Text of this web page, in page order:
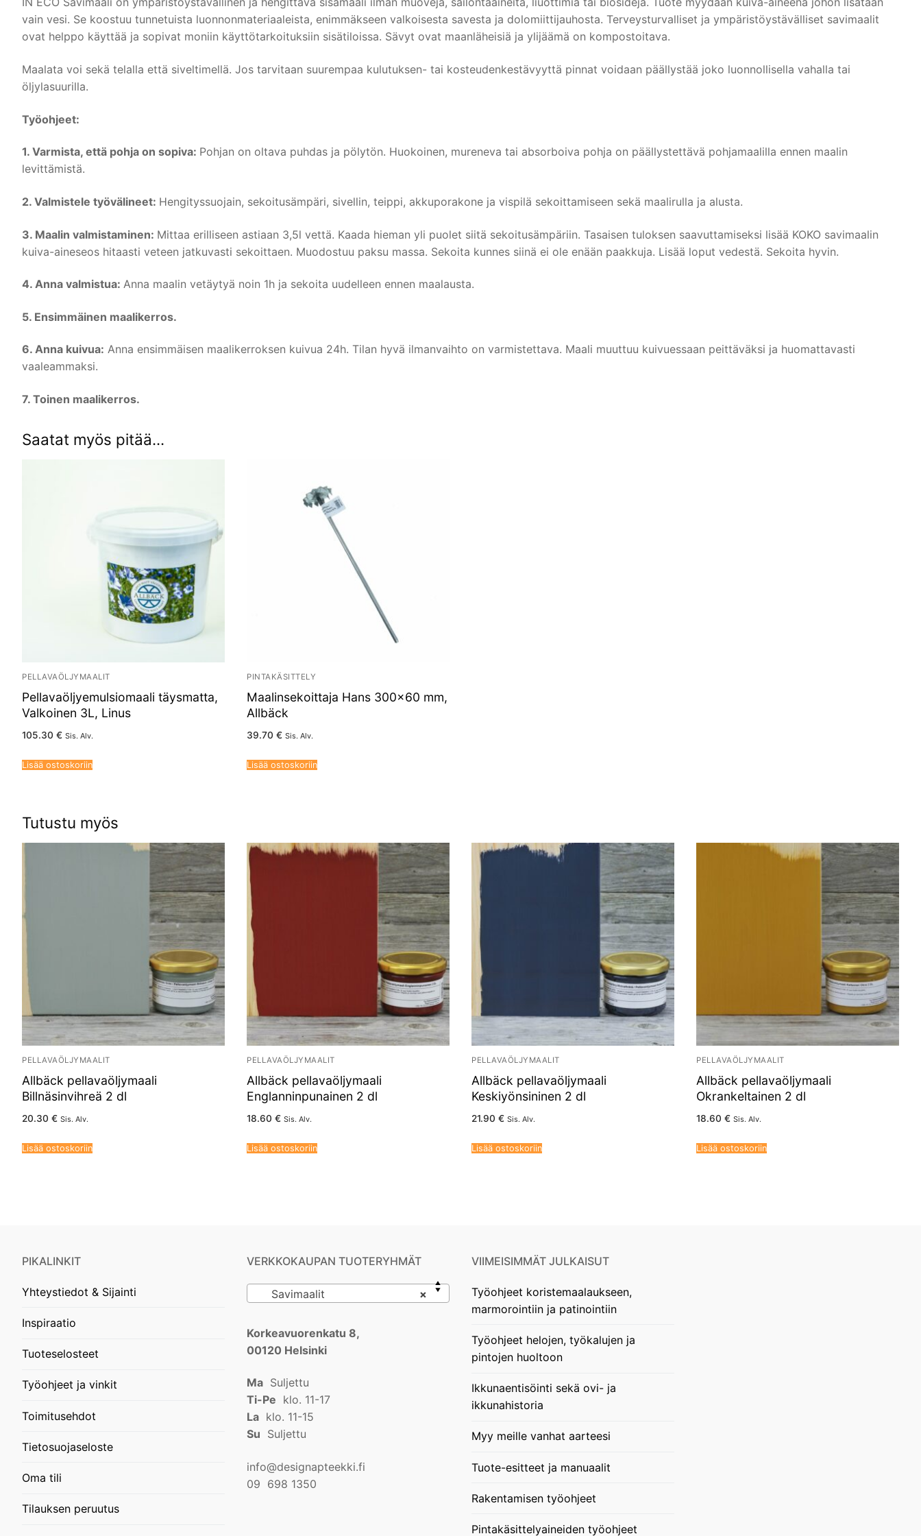
vain vesi. Se koostuu tunnetuista luonnonmateriaaleista, enimmäkseen valkoisesta savesta ja dolomiittijauhosta. Terveysturvalliset ja ympäristöystävälliset savimaalit
ovat helppo käyttää ja sopivat moniin käyttötarkoituksiin sisätiloissa. Sävyt ovat maanläheisiä ja ylijäämä on kompostoitava.
Maalata voi sekä telalla että siveltimellä. Jos tarvitaan suurempaa kulutuksen- tai kosteudenkestävyyttä pinnat voidaan päällystää joko luonnollisella vahalla tai
öljylasuurilla.
Työohjeet:
1. Varmista, että pohja on sopiva: Pohjan on oltava puhdas ja pölytön. Huokoinen, mureneva tai absorboiva pohja on päällystettävä pohjamaalilla ennen maalin
levittämistä.
2. Valmistele työvälineet: Hengityssuojain, sekoitusämpäri, sivellin, teippi, akkuporakone ja vispilä sekoittamiseen sekä maalirulla ja alusta.
3. Maalin valmistaminen: Mittaa erilliseen astiaan 3,5l vettä. Kaada hieman yli puolet siitä sekoitusämpäriin. Tasaisen tuloksen saavuttamiseksi lisää KOKO savimaalin
kuiva-aineseos hitaasti veteen jatkuvasti sekoittaen. Muodostuu paksu massa. Sekoita kunnes siinä ei ole enään paakkuja. Lisää loput vedestä. Sekoita hyvin.
4. Anna valmistua: Anna maalin vetäytyä noin 1h ja sekoita uudelleen ennen maalausta.
5. Ensimmäinen maalikerros.
6. Anna kuivua: Anna ensimmäisen maalikerroksen kuivua 24h. Tilan hyvä ilmanvaihto on varmistettava. Maali muuttuu kuivuessaan peittäväksi ja huomattavasti
vaaleammaksi.
7. Toinen maalikerros.
Saatat myös pitää...
PELLAVAÖLJYMAALIT
Pellavaöljyemulsiomaali täysmatta,
Valkoinen 3L, Linus
105.30 € Sis. Alv.
Lisää ostoskoriin
PINTAKÄSITTELY
Maalinsekoittaja Hans 300×60 mm,
Allbäck
39.70 € Sis. Alv.
Lisää ostoskoriin
Tutustu myös
PELLAVAÖLJYMAALIT
Allbäck pellavaöljymaali
Billnäsinvihreä 2 dl
20.30 € Sis. Alv.
Lisää ostoskoriin
PELLAVAÖLJYMAALIT
Allbäck pellavaöljymaali
Englanninpunainen 2 dl
18.60 € Sis. Alv.
Lisää ostoskoriin
PELLAVAÖLJYMAALIT
Allbäck pellavaöljymaali
Keskiyönsininen 2 dl
21.90 € Sis. Alv.
Lisää ostoskoriin
PELLAVAÖLJYMAALIT
Allbäck pellavaöljymaali
Okrankeltainen 2 dl
18.60 € Sis. Alv.
Lisää ostoskoriin
PIKALINKIT
Yhteystiedot & Sijainti
Inspiraatio
Tuoteselosteet
Työohjeet ja vinkit
Toimitusehdot
Tietosuojaseloste
Oma tili
Tilauksen peruutus
VERKKOKAUPAN TUOTERYHMÄT
×
Savimaalit
Korkeavuorenkatu 8,
00120 Helsinki
Ma Suljettu
Ti-Pe klo. 11-17
La klo. 11-15
Su Suljettu
info@designapteekki.fi
09 698 1350
VIIMEISIMMÄT JULKAISUT
Työohjeet koristemaalaukseen,
marmorointiin ja patinointiin
Työohjeet helojen, työkalujen ja
pintojen huoltoon
Ikkunaentisöinti sekä ovi- ja
ikkunahistoria
Myy meille vanhat aarteesi
Tuote-esitteet ja manuaalit
Rakentamisen työohjeet
Pintakäsittelyaineiden työohjeet